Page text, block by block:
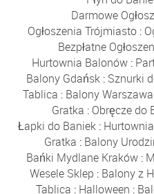
Darmowe
Ogłoszenia Trójmiasto :
Bezpłatne
Hurtownia Balonów :
Balony Gdańsk : Sznurki
Tablica : Balony Warszawa
Gratka : Obręcze do
Łapki do Baniek:
Gratka : Balony
Bańki Mydlane Kraków :
Wesele Sklep : Balony z
Tablica : Halloween :